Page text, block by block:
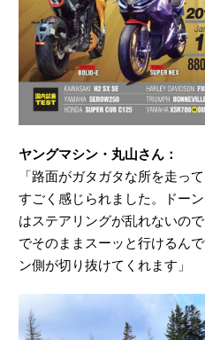
ヤングマシン・丸山さん：
「路面がガタガタな所を走っ
すごく感じられました。ドー
はステアリングが乱れないの
でそのままスーッと行けるん
ン側が切り抜けてくれます」